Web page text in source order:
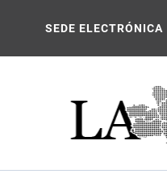
Castilla-
SEDE ELECTRÓNICA